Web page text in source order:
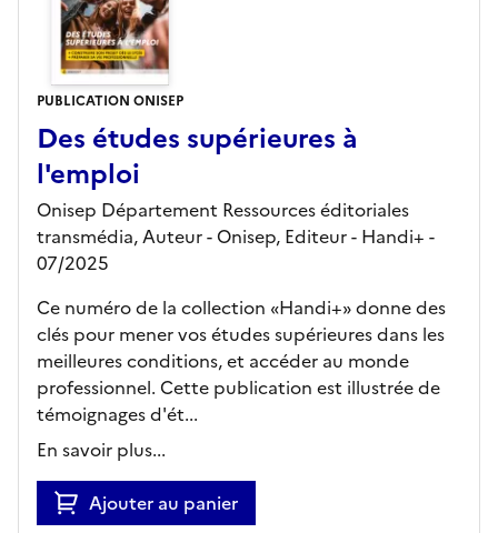
PUBLICATION ONISEP
Des études supérieures à
l'emploi
Onisep Département Ressources éditoriales
transmédia, Auteur - Onisep, Editeur- Handi+ -
07/2025
Ce numéro de la collection «Handi+» donne des
clés pour mener vos études supérieures dans les
meilleures conditions, et accéder au monde
professionnel. Cette publication est illustrée de
témoignages d'ét...
En savoir plus...
Ajouter au panier